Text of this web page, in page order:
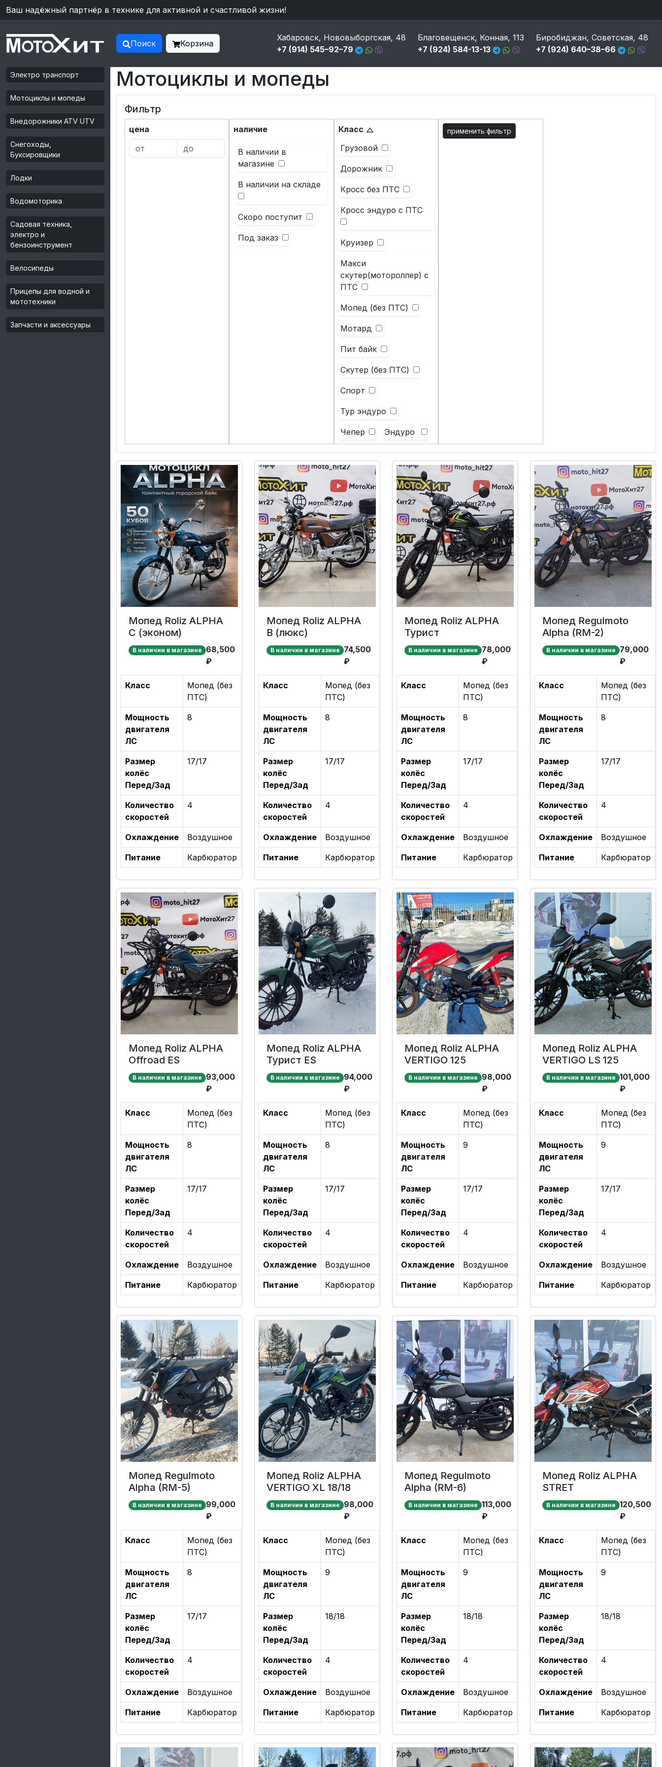
Ваш надёжный партнёр в технике для активной и счастливой жизни!
Поиск Корзина
Хабаровск, Нововыборгская, 48
+7 (914) 545–92–79
Благовещенск, Конная, 113
+7 (924) 584-13-13
Биробиджан, Советская, 48
+7 (924) 640–38–66
Электро транспорт
Мотоциклы и мопеды
Внедорожники ATV UTV
Снегоходы,
Буксировщики
Лодки
Водомоторика
Садовая техника,
электро и
бензоинструмент
Велосипеды
Прицепы для водной и
мототехники
Запчасти и аксессуары
Мотоциклы и мопеды
Фильтр
цена наличие
В наличии в
магазине
В наличии на складе
Скоро поступит
Под заказ
Класс
Грузовой
Дорожник
Кросс без ПТС
Кросс эндуро с ПТС
Круизер
Макси
скутер(мотороллер) с
ПТС
Мопед (без ПТС)
Мотард
Пит байк
Скутер (без ПТС)
Спорт
Тур эндуро
Чепер Эндуро
применить фильтр
Мопед Roliz ALPHA
C (эконом)
В наличии в магазине 68,500
₽
Класс
Мопед (без
ПТС)
Мощность
двигателя
ЛС
8
Размер
колёс
Перед/Зад
17/17
Количество
скоростей
4
Охлаждение Воздушное
Питание Карбюратор
Мопед Roliz ALPHA
B (люкс)
В наличии в магазине 74,500
₽
Класс
Мопед (без
ПТС)
Мощность
двигателя
ЛС
8
Размер
колёс
Перед/Зад
17/17
Количество
скоростей
4
Охлаждение Воздушное
Питание Карбюратор
Мопед Roliz ALPHA
Турист
В наличии в магазине 78,000
₽
Класс
Мопед (без
ПТС)
Мощность
двигателя
ЛС
8
Размер
колёс
Перед/Зад
17/17
Количество
скоростей
4
Охлаждение Воздушное
Питание Карбюратор
Мопед Regulmoto
Alpha (RM-2)
В наличии в магазине 79,000
₽
Класс
Мопед (без
ПТС)
Мощность
двигателя
ЛС
8
Размер
колёс
Перед/Зад
17/17
Количество
скоростей
4
Охлаждение Воздушное
Питание Карбюратор
Мопед Roliz ALPHA
Offroad ES
В наличии в магазине 93,000
₽
Класс
Мопед (без
ПТС)
Мощность
двигателя
ЛС
8
Размер
колёс
Перед/Зад
17/17
Количество
скоростей
4
Охлаждение Воздушное
Питание Карбюратор
Мопед Roliz ALPHA
Турист ES
В наличии в магазине 94,000
₽
Класс
Мопед (без
ПТС)
Мощность
двигателя
ЛС
8
Размер
колёс
Перед/Зад
17/17
Количество
скоростей
4
Охлаждение Воздушное
Питание Карбюратор
Мопед Roliz ALPHA
VERTIGO 125
В наличии в магазине 98,000
₽
Класс
Мопед (без
ПТС)
Мощность
двигателя
ЛС
9
Размер
колёс
Перед/Зад
17/17
Количество
скоростей
4
Охлаждение Воздушное
Питание Карбюратор
Мопед Roliz ALPHA
VERTIGO LS 125
В наличии в магазине 101,000
₽
Класс
Мопед (без
ПТС)
Мощность
двигателя
ЛС
9
Размер
колёс
Перед/Зад
17/17
Количество
скоростей
4
Охлаждение Воздушное
Питание Карбюратор
Мопед Regulmoto
Alpha (RM-5)
В наличии в магазине 99,000
₽
Класс
Мопед (без
ПТС)
Мощность
двигателя
ЛС
8
Размер
колёс
Перед/Зад
17/17
Количество
скоростей
4
Охлаждение Воздушное
Питание Карбюратор
Мопед Roliz ALPHA
VERTIGO XL 18/18
В наличии в магазине 98,000
₽
Класс
Мопед (без
ПТС)
Мощность
двигателя
ЛС
9
Размер
колёс
Перед/Зад
18/18
Количество
скоростей
4
Охлаждение Воздушное
Питание Карбюратор
Мопед Regulmoto
Alpha (RM-6)
В наличии в магазине 113,000
₽
Класс
Мопед (без
ПТС)
Мощность
двигателя
ЛС
9
Размер
колёс
Перед/Зад
18/18
Количество
скоростей
4
Охлаждение Воздушное
Питание Карбюратор
Мопед Roliz ALPHA
STRET
В наличии в магазине 120,500
₽
Класс
Мопед (без
ПТС)
Мощность
двигателя
ЛС
9
Размер
колёс
Перед/Зад
18/18
Количество
скоростей
4
Охлаждение Воздушное
Питание Карбюратор